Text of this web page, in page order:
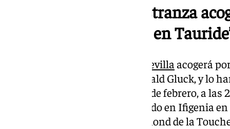
El Teatro de la Maestranza
en
Teatro de la Maestranza de Sevillaacogerá
en Tauride’, de Christoph Willibald Gluck, y lo
programadas los días 11, 13 y 15 de febrero, a
Nicolas-François Guillard, basado en Ifigenia
tragedia de 1757 de Claude Guimond de la